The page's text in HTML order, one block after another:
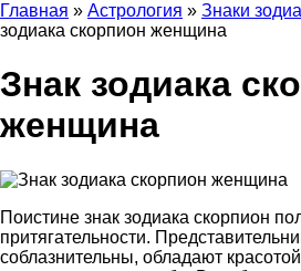
Вы здесь
Главная » Астрология » Знаки
зодиака скорпион женщина
Знак зодиака
женщина
Поистине знак зодиака скорпион
притягательности.
соблазнительны, обладают